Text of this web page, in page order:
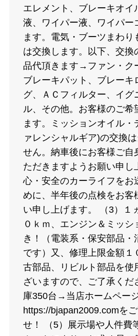
エレメント、ブレーキオイ
液、ワイパー液、ワイパー
ます。電気・ブーツまわり
は交換します。以下、交換
品代頂きます→ファン・ク
ブレーキパット、ブレーキ
グ、ＡＣフィルター、イグ
ル、その他。お客様のご希
ます。ミッションオイル・
ァレンシャルギア)の交換
せん。納車後にお客様ご自
ただきますようお願い申し
心・安全のカーライフをお
めに、半年後の点検をお客
い申し上げます。 （3）１
０ｋｍ、エンジン＆ミッシ
き！（電装系・保安部品・
です）又、修理上限金額１
古部品、リビルト部品を使
ざいますので、ご了承くだ
庫350台→当店ホームペー
https://bjapan2009.comを
せ！ （5）展示場や人件費